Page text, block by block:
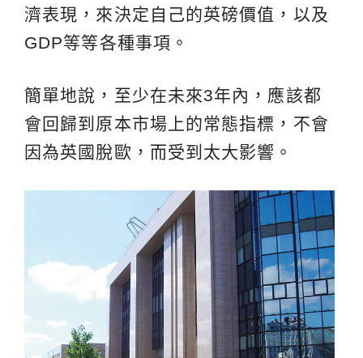
濟表現，來決定自己的英磅價值，以及
GDP等等各種事項。
簡單地說，至少在未來3年內，應該都
會回歸到原本市場上的常態指標，不會
因為英國脫歐，而受到太大影響。